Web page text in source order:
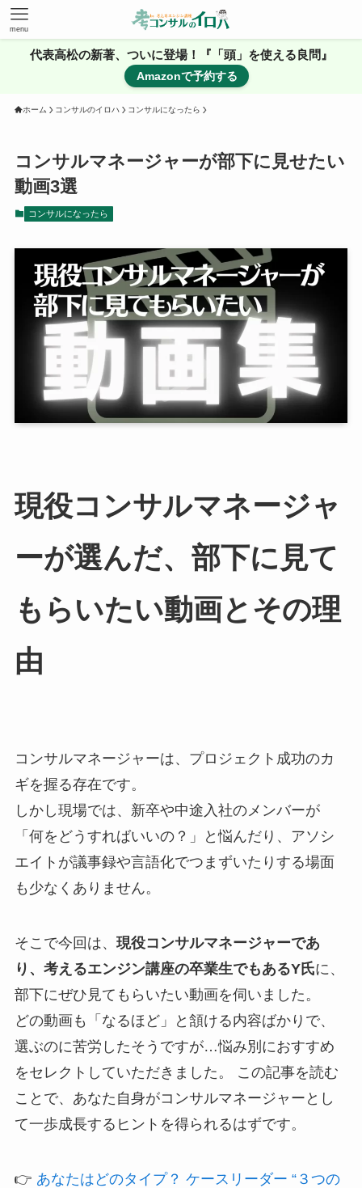
menu
代表高松の新著、ついに登場！『「頭」を使える良問』
Amazonで予約する
ホーム コンサルのイロハ コンサルになったら
コンサルマネージャーが部下に見せたい
動画3選
コンサルになったら
現役コンサルマネージャ
ーが選んだ、部下に見て
もらいたい動画とその理
由
コンサルマネージャーは、プロジェクト成功のカ
ギを握る存在です。
しかし現場では、新卒や中途入社のメンバーが
「何をどうすればいいの？」と悩んだり、アソシ
エイトが議事録や言語化でつまずいたりする場面
も少なくありません。
そこで今回は、 現役コンサルマネージャーであ
り、考えるエンジン講座の卒業生でもあるY氏に、
部下にぜひ見てもらいたい動画を伺いました。
どの動画も「なるほど」と頷ける内容ばかりで、
選ぶのに苦労したそうですが…悩み別におすすめ
をセレクトしていただきました。 この記事を読む
ことで、あなた自身がコンサルマネージャーとし
て一歩成長するヒントを得られるはずです。
👉 あなたはどのタイプ？ ケースリーダー “３つの